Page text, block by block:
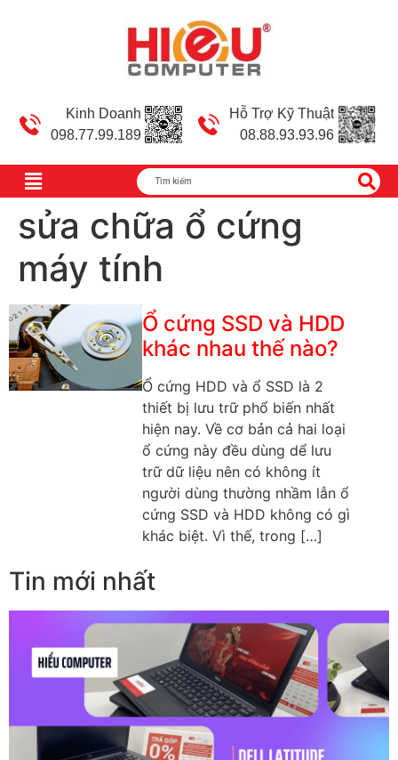
Kinh Doanh
098.77.99.189
Hỗ Trợ Kỹ Thuật
08.88.93.93.96
sửa chữa ổ cứng
máy tính
Ổ cứng SSD và HDD
khác nhau thế nào?
Ổ cứng HDD và ổ SSD là 2
thiết bị lưu trữ phổ biến nhất
hiện nay. Về cơ bản cả hai loại
ổ cứng này đều dùng dể lưu
trữ dữ liệu nên có không ít
người dùng thường nhầm lẫn ổ
cứng SSD và HDD không có gì
khác biệt. Vì thế, trong […]
Tin mới nhất